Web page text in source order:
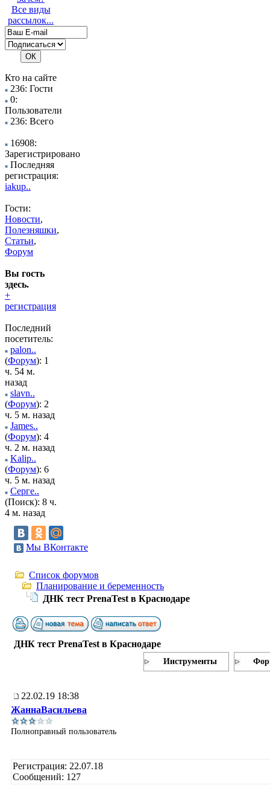
Все виды
рассылок...
Кто на сайте
236: Гости
0:
Пользователи
236: Всего
16908:
Зарегистрировано
Последняя
регистрация:
iakup..
Гости:
Новости,
Полезняшки,
Статьи,
Форум
Вы гость
здесь.
+
регистрация
Последний
посетитель:
palon..
(Форум): 1
ч. 54 м.
назад
slavn..
(Форум): 2
ч. 5 м. назад
James..
(Форум): 4
ч. 2 м. назад
Kalip..
(Форум): 6
ч. 5 м. назад
Серге..
(Поиск): 8 ч.
4 м. назад
Мы ВКонтакте
Список форумов
Планирование и беременность
ДНК тест PrenaTest в Краснодаре
ДНК тест PrenaTest в Краснодаре
Инструменты
22.02.19 18:38
ЖаннаВасильева
Полноправный пользователь
Регистрация: 22.07.18
Сообщений: 127